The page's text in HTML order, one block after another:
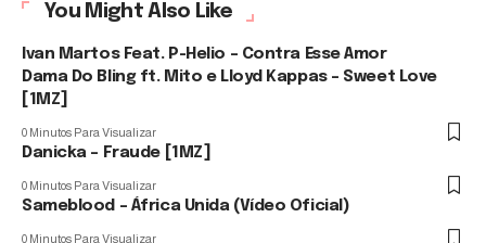
You Might Also Like
Ivan Martos Feat. P-Helio – Contra Esse Amor
Dama Do Bling ft. Mito e Lloyd Kappas – Sweet Love
[1MZ]
0 Minutos Para Visualizar
Danicka – Fraude [1MZ]
0 Minutos Para Visualizar
Sameblood – África Unida (Vídeo Oficial)
0 Minutos Para Visualizar